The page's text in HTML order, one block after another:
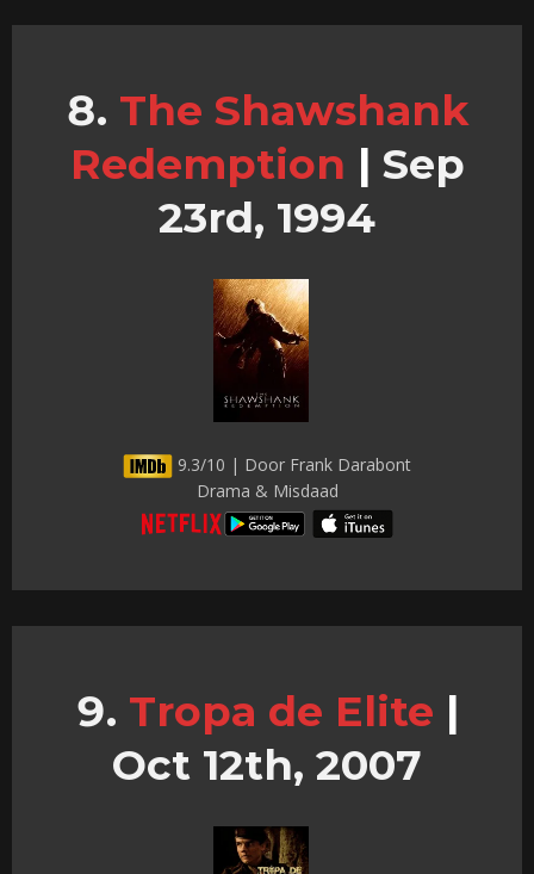
The Shawshank
Redemption | Sep
23rd, 1994
9.3/10 | Door Frank Darabont
Drama & Misdaad
Tropa de Elite |
Oct 12th, 2007